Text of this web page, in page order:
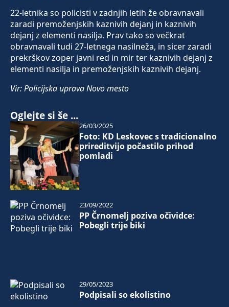
22-letnika so policisti v zadnjih letih že obravnavali
zaradi premoženjskih kaznivih dejanj in kaznivih
dejanj z elementi nasilja. Prav tako so večkrat
obravnavali tudi 27-letnega nasilneža, in sicer zaradi
prekrškov zoper javni red in mir ter kaznivih dejanj z
elementi nasilja in premoženjskih kaznivih dejanj.
Vir: Policijska uprava Novo mesto
Oglejte si še ...
Foto: KD Leskovec s tradicionalno
prireditvijo počastilo prihod
pomladi
26/03/2025
PP Črnomelj poziva očividce:
Pobegli trije biki
23/09/2022
Podpisali so ekolistino
29/05/2023